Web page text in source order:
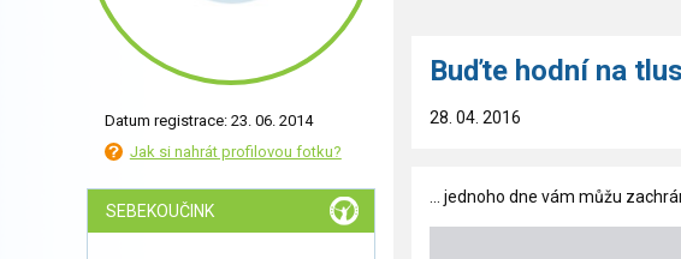
Datum registrace: 23. 06. 2014
Jak si nahrát profilovou fotku?
SEBEKOUČINK
Buďte hodní na
28. 04. 2016
... jednoho dne vám můžu